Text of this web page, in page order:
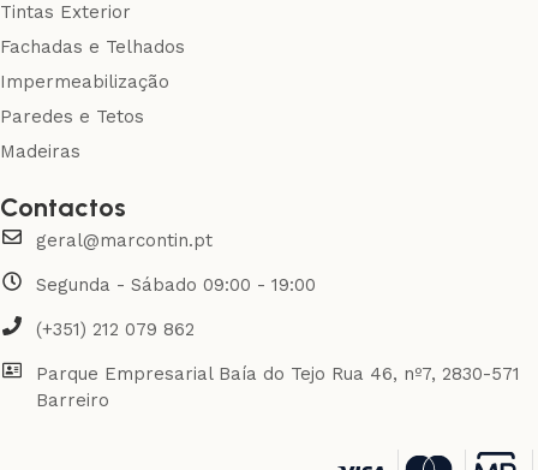
Tintas Exterior
Fachadas e Telhados
Impermeabilização
Paredes e Tetos
Madeiras
Contactos
geral@marcontin.pt
Segunda - Sábado 09:00 - 19:00
(+351) 212 079 862
Parque Empresarial Baía do Tejo Rua 46, nº7, 2830-571
Barreiro